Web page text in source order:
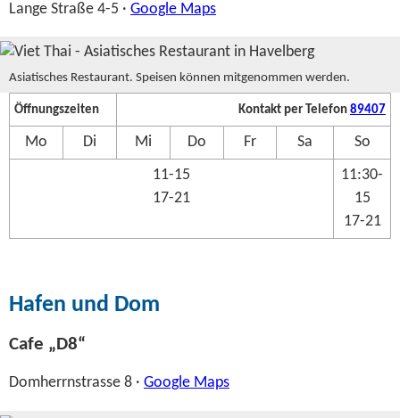
Lange Straße 4-5 · Google Maps
Asiatisches Restaurant. Speisen können mitgenommen werden.
Öffnungszeiten Kontakt per Telefon 89407
Mo Di Mi Do Fr Sa So
11-15
17-21
11:30-
15
17-21
Hafen und Dom
Cafe „D8“
Domherrnstrasse 8 · Google Maps